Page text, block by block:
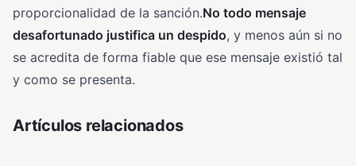
proporcionalidad de la sanción.No todo mensaje
desafortunado justifica un despido, y menos aún si no
se acredita de forma fiable que ese mensaje existió tal
y como se presenta.
Artículos relacionados